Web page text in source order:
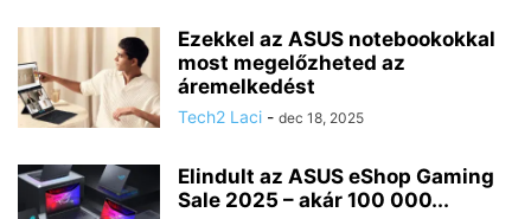
Ezekkel az ASUS notebookokkal
most megelőzheted az
áremelkedést
Tech2 Laci - dec 18, 2025
Elindult az ASUS eShop Gaming
Sale 2025 – akár 100 000...